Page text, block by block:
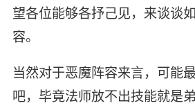
望各位能够各抒己见，来谈谈
容。
当然对于恶魔阵容来言，可能
吧，毕竟法师放不出技能就是